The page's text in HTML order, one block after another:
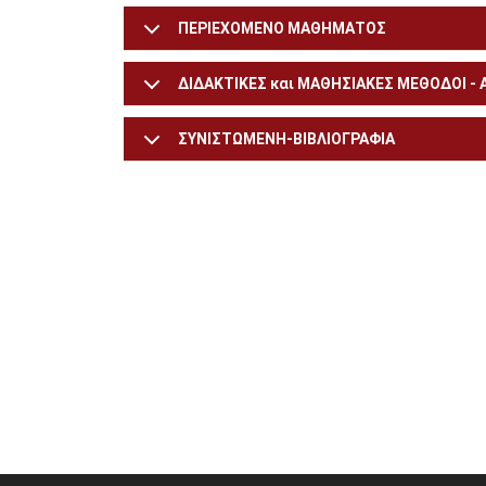
ΠΕΡΙΕΧΟΜΕΝΟ ΜΑΘΗΜΑΤΟΣ
ΔΙΔΑΚΤΙΚΕΣ και ΜΑΘΗΣΙΑΚΕΣ ΜΕΘΟΔΟΙ -
ΣΥΝΙΣΤΩΜΕΝΗ-ΒΙΒΛΙΟΓΡΑΦΙΑ